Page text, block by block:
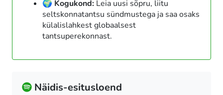
🌍 Kogukond: Leia uusi sõpru, liitu
seltskonnatantsu sündmustega ja saa osaks
külalislahkest globaalsest
tantsuperekonnast.
Näidis-esitusloend